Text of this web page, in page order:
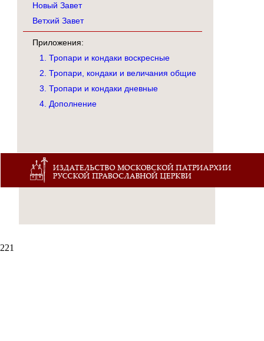
Новый Завет
Ветхий Завет
Приложения:
1. Тропари и кондаки воскресные
2. Тропари, кондаки и величания общие
3. Тропари и кондаки дневные
4. Дополнение
221